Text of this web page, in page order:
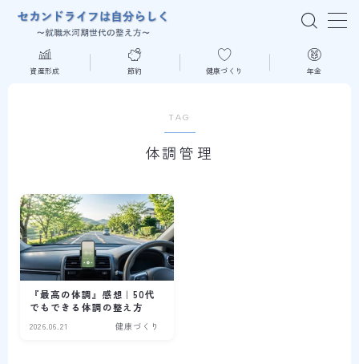
MENU
節約
健康づくり
年金
読書
資産形成 節約 健康づくり 年金
TAG
体調管理
『最高の体調』感想｜50代
でもできる体調の整え方
2026.06.21 健康づくり